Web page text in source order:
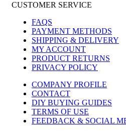
CUSTOMER SERVICE
FAQS
PAYMENT METHODS
SHIPPING & DELIVERY
MY ACCOUNT
PRODUCT RETURNS
PRIVACY POLICY
COMPANY PROFILE
CONTACT
DIY BUYING GUIDES
TERMS OF USE
FEEDBACK & SOCIAL